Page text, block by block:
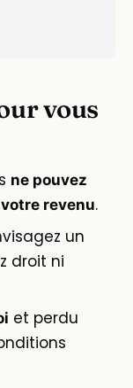
vous
ne pouvez
revenu.
un
droit ni
et perdu